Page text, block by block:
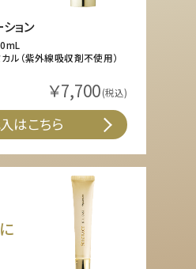
ション
ル（紫外線吸収剤不使用）
￥7,700 (税込)
はこちら